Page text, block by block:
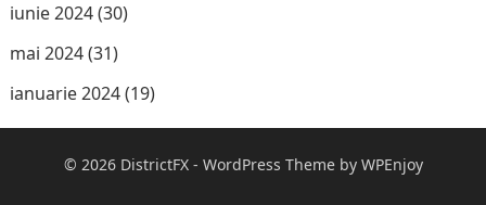
iunie 2024(30)
mai 2024(31)
ianuarie 2024(19)
© 2026 DistrictFX- WordPress Themeby WPEnjoy